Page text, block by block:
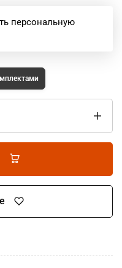
персональную